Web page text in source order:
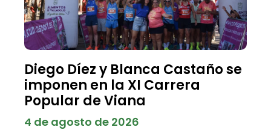
Diego Díez y Blanca Castaño se
imponen en la XI Carrera
Popular de Viana
4 de agosto de 2026